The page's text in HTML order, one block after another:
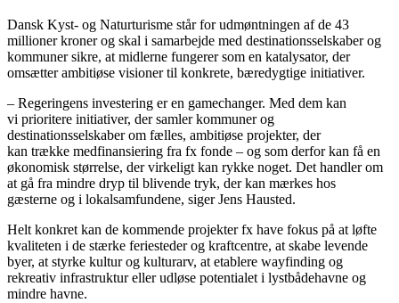
Dansk Kyst- og Naturturisme står for udmøntningen af de 43
millioner kroner og skal i samarbejde med destinationsselskaber og
kommuner sikre, at midlerne fungerer som en katalysator, der
omsætter ambitiøse visioner til konkrete, bæredygtige initiativer.
– Regeringens investering er en gamechanger. Med dem kan
vi prioritere initiativer, der samler kommuner og
destinationsselskaber om fælles, ambitiøse projekter, der
kan trække medfinansiering fra fx fonde – og som derfor kan få en
økonomisk størrelse, der virkeligt kan rykke noget. Det handler om
at gå fra mindre dryp til blivende tryk, der kan mærkes hos
gæsterne og i lokalsamfundene, siger Jens Hausted.
Helt konkret kan de kommende projekter fx have fokus på at løfte
kvaliteten i de stærke feriesteder og kraftcentre, at skabe levende
byer, at styrke kultur og kulturarv, at etablere wayfinding og
rekreativ infrastruktur eller udløse potentialet i lystbådehavne og
mindre havne.